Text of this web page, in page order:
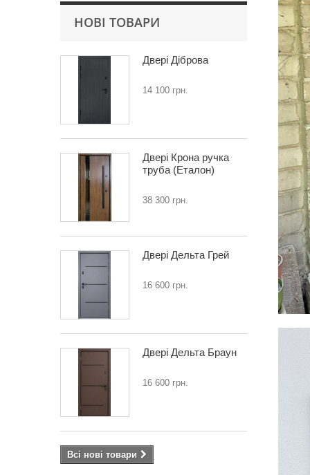
НОВІ ТОВАРИ
Двері Діброва
14 100 грн.
Двері Крона ручка
труба (Еталон)
38 300 грн.
Двері Дельта Грей
16 600 грн.
Двері Дельта Браун
16 600 грн.
Всі нові товари